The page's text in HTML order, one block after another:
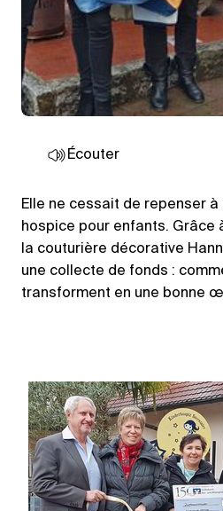
Écouter
Elle ne cessait de repenser à
hospice pour enfants. Grâce
la couturière décorative
une collecte de fonds :
transforment en une bonne